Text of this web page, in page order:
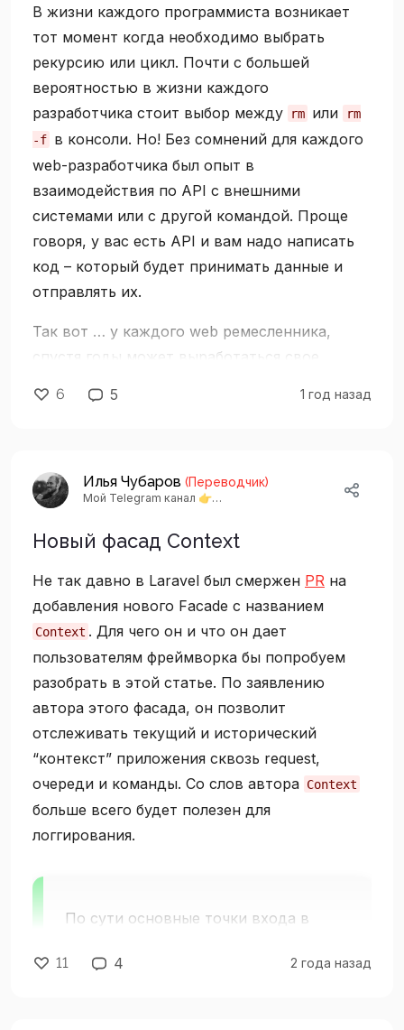
В жизни каждого программиста возникает
тот момент когда необходимо выбрать
рекурсию или цикл. Почти с большей
вероятностью в жизни каждого
разработчика стоит выбор между
rm или
rm
-f в консоли. Но! Без сомнений для каждого
web-разработчика был опыт в
взаимодействия по API с внешними
системами или с другой командой. Проще
говоря, у вас есть API и вам надо написать
код – который будет принимать данные и
отправлять их.
Так вот … у каждого web ремесленника,
спустя годы может выработаться свое
сегодня я хочу добавить в общий котел
“альтернативе”.
открылись и вот он:Saloon!
6 5 1 год назад
Илья Чубаров (Переводчик)
Мой Telegram канал 👉
Новый фасад Context
Не так давно в Laravel был смержен PR на
добавления нового Facade с названием
Context . Для чего он и что он дает
пользователям фреймворка бы попробуем
разобрать в этой статье. По заявлению
автора этого фасада, он позволит
отслеживать текущий и исторический
“контекст” приложения сквозь request,
очереди и команды. Со слов автора Context
больше всего будет полезен для
логгирования.
По сути основные точки входа в
HTTP и jobs.
11 4 2 года назад